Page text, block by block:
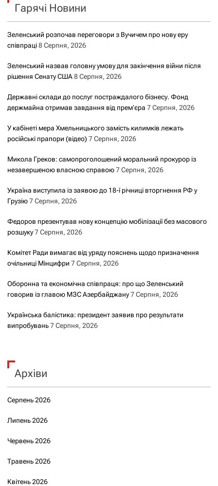
Гарячі Новини
Зеленський розпочав переговори з Вучичем про нову еру
співпраці8 Серпня, 2026
Зеленський назвав головну умову для закінчення війни після
рішення Сенату США8 Серпня, 2026
Державні склади до послуг постраждалого бізнесу. Фонд
держмайна отримав завдання від прем’єра 7 Серпня, 2026
У кабінеті мера Хмельницького замість килимків лежать
російські прапори (відео) 7 Серпня, 2026
Микола Греков: самопроголошений моральний прокурор із
незавершеною власною справою7 Серпня, 2026
Україна виступила із заявою до 18-ї річниці вторгнення РФ у
Грузію7 Серпня, 2026
Федоров презентував нову концепцію мобілізації без масового
розшуку7 Серпня, 2026
Комітет Ради вимагає від уряду пояснень щодо призначення
очільниці Мінцифри 7 Серпня, 2026
Оборонна та економічна співпраця: про що Зеленський
говорив із главою МЗС Азербайджану7 Серпня, 2026
Українська балістика: президент заявив про результати
випробувань7 Серпня, 2026
Архіви
Серпень 2026
Липень 2026
Червень 2026
Травень 2026
Квітень 2026